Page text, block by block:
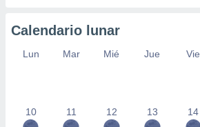
Calendario lunar
Lun Mar Mié Jue Vie
10 11 12 13 14